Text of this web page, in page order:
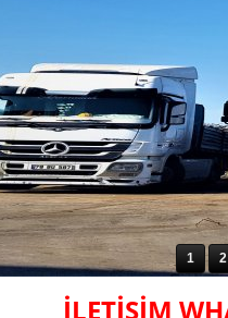
1 2
İLETİŞİM